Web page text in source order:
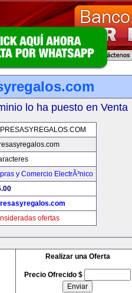
lo ha puesto en Venta
y Comercio ElectrÃ³nico
ofertas
Realizar una Oferta
Precio Ofrecido $